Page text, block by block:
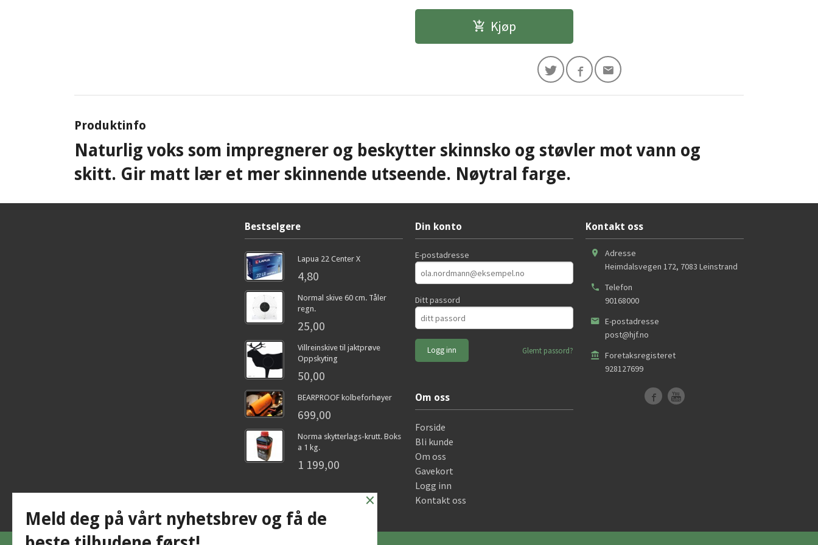
Kjøp
Produktinfo
Naturlig voks som impregnerer og beskytter skinnsko og støvler mot vann og
skitt. Gir matt lær et mer skinnende utseende. Nøytral farge.
Bestselgere
Lapua 22 Center X
4,80
Normal skive 60 cm. Tåler
regn.
25,00
Villreinskive til jaktprøve
Oppskyting
50,00
BEARPROOF kolbeforhøyer
699,00
Norma skytterlags-krutt. Boks
a 1 kg.
1 199,00
Din konto
E-postadresse
Ditt passord
Glemt passord?
Om oss
Forside
Bli kunde
Om oss
Gavekort
Logg inn
Kontakt oss
Kontakt oss
Adresse
Heimdalsvegen 172, 7083 Leinstrand
Telefon
90168000
E-postadresse
post@hjf.no
Foretaksregisteret
928127699
×
Meld deg på vårt nyhetsbrev og få de